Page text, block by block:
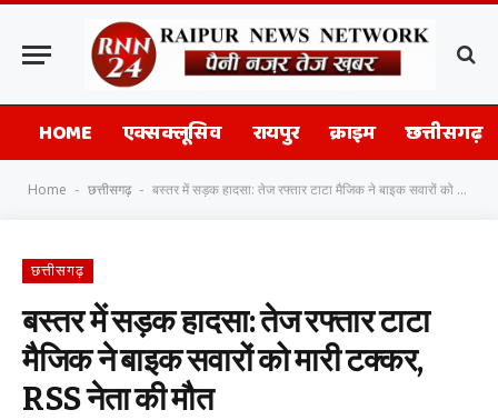
HOME एक्सक्लूसिव रायपुर क्राइम छत्तीसगढ़
Home - छत्तीसगढ़ - बस्तर में सड़क हादसा: तेज रफ्तार टाटा मैजिक ने बाइक सवारों को मारी टक्कर, RSS नेता की मौत
छत्तीसगढ़
बस्तर में सड़क हादसा: तेज रफ्तार टाटा
मैजिक ने बाइक सवारों को मारी टक्कर,
RSS नेता की मौत